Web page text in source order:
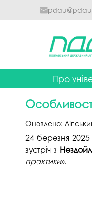
Про
Ректор
Досягнення
Сталий
Оновлено:
24 березня 2025
зустріч з
практики».